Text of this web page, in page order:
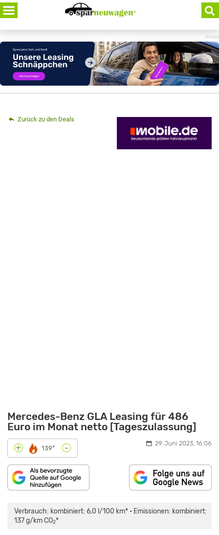
Skip
to
content
Anzeige
Zurück zu den Deals
Mercedes-Benz GLA Leasing für 486
Euro im Monat netto [Tageszulassung]
+ 139° - 29. Juni 2023, 16:06
Verbrauch: kombiniert: 6,0 l/100 km* • Emissionen: kombiniert:
137 g/km CO2*
(2020):
TEST
FAHRBERICHT